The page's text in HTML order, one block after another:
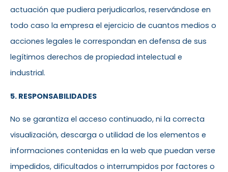
actuación que pudiera perjudicarlos, reservándose en
todo caso la empresa el ejercicio de cuantos medios o
acciones legales le correspondan en defensa de sus
legítimos derechos de propiedad intelectual e
industrial.
5. RESPONSABILIDADES
No se garantiza el acceso continuado, ni la correcta
visualización, descarga o utilidad de los elementos e
informaciones contenidas en la web que puedan verse
impedidos, dificultados o interrumpidos por factores o